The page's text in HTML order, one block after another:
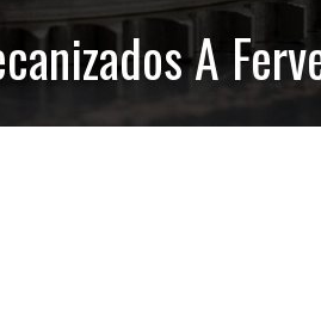
A